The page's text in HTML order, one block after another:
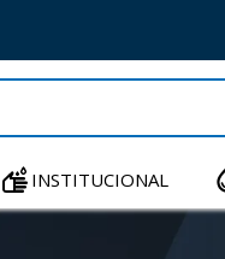
INSTITUCIONAL